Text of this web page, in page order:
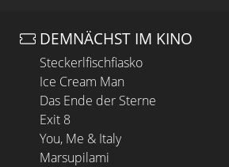
DEMNÄCHST IM KINO
Steckerlfischfiasko
Ice Cream Man
Das Ende der Sterne
Exit 8
You, Me & Italy
Marsupilami